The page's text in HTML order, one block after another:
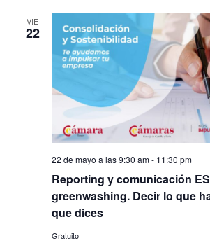
VIE
22
Reporting y comunicación
greenwashing. Decir lo que
que dices
22 de mayo a las 9:30 am- 11:30 pm
Gratuito